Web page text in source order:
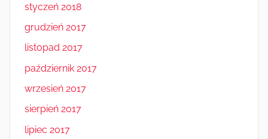
styczeń 2018
grudzień 2017
listopad 2017
październik 2017
wrzesień 2017
sierpień 2017
lipiec 2017